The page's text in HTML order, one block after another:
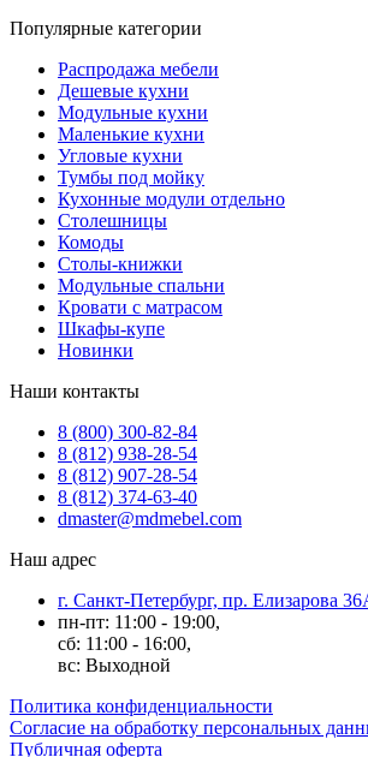
Популярные категории
Распродажа мебели
Дешевые кухни
Модульные кухни
Маленькие кухни
Угловые кухни
Тумбы под мойку
Кухонные модули отдельно
Столешницы
Комоды
Столы-книжки
Модульные спальни
Кровати с матрасом
Шкафы-купе
Новинки
Наши контакты
8 (800) 300-82-84
8 (812) 938-28-54
8 (812) 907-28-54
8 (812) 374-63-40
dmaster@mdmebel.com
Наш адрес
г. Санкт-Петербург, пр. Елизарова
пн-пт: 11:00 - 19:00,
сб: 11:00 - 16:00,
вс: Выходной
Политика конфиденциальности
Согласие на обработку персональных
Публичная оферта